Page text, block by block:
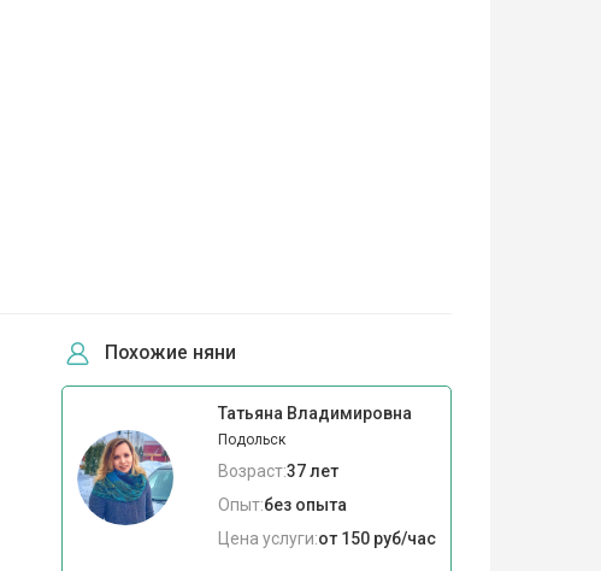
Похожие няни
Татьяна Владимировна
Подольск
Возраст:37 лет
Опыт:без опыта
Цена услуги:от 150 руб/час